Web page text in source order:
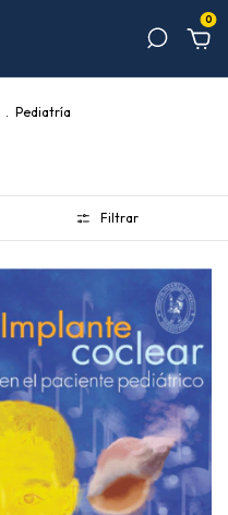
0
. Pediatría
Filtrar